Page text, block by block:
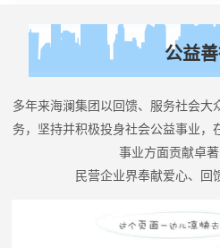
公益
多年来海澜集团以回馈、服务社会大
务，坚持并积极投身社会公益事业，
事业方面贡献卓
民营企业界奉献爱心、回